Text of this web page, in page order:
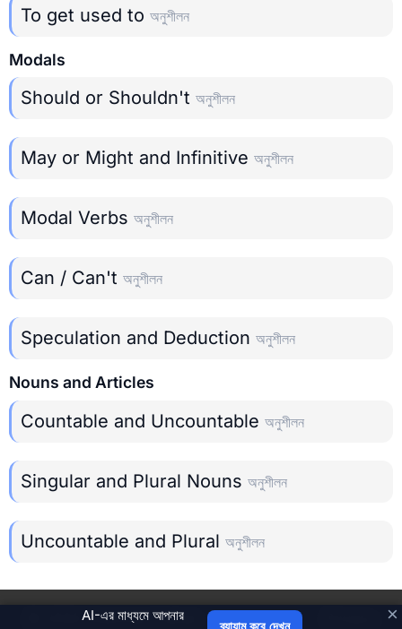
To get used to অনুশীলন
Modals
Should or Shouldn't অনুশীলন
May or Might and Infinitive অনুশীলন
Modal Verbs অনুশীলন
Can / Can't অনুশীলন
Speculation and Deduction অনুশীলন
Nouns and Articles
Countable and Uncountable অনুশীলন
Singular and Plural Nouns অনুশীলন
Uncountable and Plural অনুশীলন
Grammar Trainer
AI-এর মাধ্যমে আপনার
ব্যায়াম করে দেখুন
×